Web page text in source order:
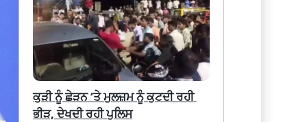
ਕੁੜੀ ਨੂੰ ਛੇੜਨ ‘ਤੇ ਮੁਲਜ਼ਮ ਨੂੰ ਕੁਟਦੀ ਰਹੀ
ਭੀੜ, ਦੇਖਦੀ ਰਹੀ ਪੁਲਿਸ